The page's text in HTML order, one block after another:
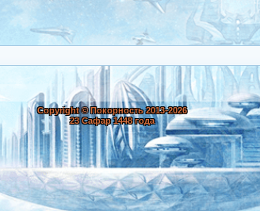
Copyright © Покорность 2013-2026
23 Сафар 1448 года